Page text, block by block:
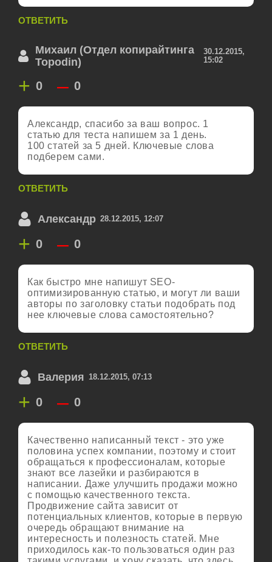
ОТВЕТИТЬ
Михаил (Отдел копирайтинга
Topodin)
30.12.2015,
15:02
+ 0 – 0
Александр, спасибо за ваш вопрос. 1
статью для теста напишем за 1 день.
100 статей за 5 дней. Ключевые слова
подберем сами.
ОТВЕТИТЬ
Александр 28.12.2015, 12:07
+ 0 – 0
Как быстро мне напишут SЕО-
оптимизированную статью, и могут ли ваши
авторы по заголовку статьи подобрать под
нее ключевые слова самостоятельно?
ОТВЕТИТЬ
Валерия 18.12.2015, 07:13
+ 0 – 0
Качественно написанный текст - это уже
половина успех компании, поэтому и стоит
обращаться к профессионалам, которые
знают все лазейки и разбираются в
написании. Даже улучшить продажи можно
с помощью качественного текста.
Продвижение сайта зависит от
потенциальных клиентов, которые в первую
очередь обращают внимание на
интересность и полезность статей. Мне
приходилось как-то пользоваться один раз